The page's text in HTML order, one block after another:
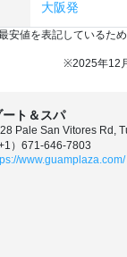
大阪発
安値を表記しているた
※2025年12
ト＆スパ
Pale San Vitores Rd,
+1）671-646-7803
www.guamplaza.com/